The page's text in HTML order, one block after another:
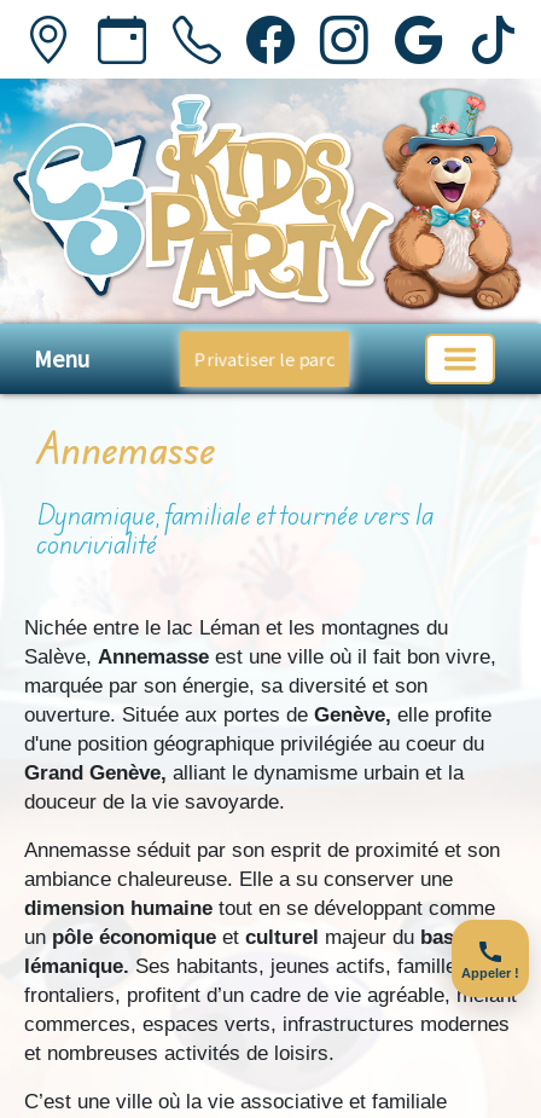
Menu Privatiser le parc
Annemasse
Dynamique, familiale et tournée vers la
convivialité
Nichée entre le lac Léman et les montagnes du
Salève, Annemasse est une ville où il fait bon vivre,
marquée par son énergie, sa diversité et son
ouverture. Située aux portes de Genève, elle profite
d'une position géographique privilégiée au coeur du
Grand Genève, alliant le dynamisme urbain et la
douceur de la vie savoyarde.
Annemasse séduit par son esprit de proximité et son
ambiance chaleureuse. Elle a su conserver une
dimension humaine tout en se développant comme
un pôle économique et culturel majeur du bassin
lémanique. Ses habitants, jeunes actifs, familles ou
frontaliers, profitent d’un cadre de vie agréable, mêlant
commerces, espaces verts, infrastructures modernes
et nombreuses activités de loisirs.
C’est une ville où la vie associative et familiale
Appeler !